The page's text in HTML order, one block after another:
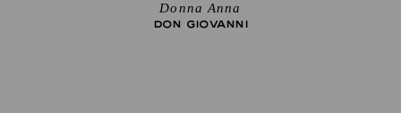
Donna Anna
DON GIO­VANNI